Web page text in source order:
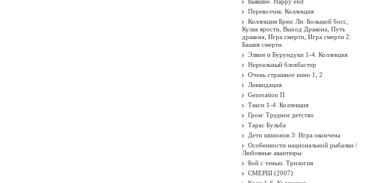
Перевозчик: Коллекция
Коллекция Брюс Ли: Большой босс,
Кулак ярости, Выход Дракона, Путь
дракона, Игра смерти, Игра смерти 2:
Башня смерти.
Элвин и Бурундуки 1-4. Коллекция
Нереальный блокбастер
Очень страшное кино 1, 2
Ликвидация
Generation П
Такси 1-4. Коллекция
Гром: Трудное детство
Тарас Бульба
Дети шпионов 3: Игра окончена
Особенности национальной рыбалки /
Любовные авантюры
Бой с тенью. Трилогия
СМЕРШ (2007)